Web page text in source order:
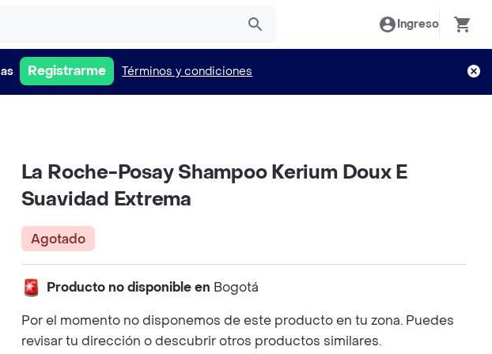
Ingreso
Registrarme Términos y condiciones
La Roche-Posay Shampoo Kerium Doux E
Suavidad Extrema
Agotado
Producto no disponible en Bogotá
Por el momento no disponemos de este producto en tu zona. Puedes
revisar tu dirección o descubrir otros productos similares.